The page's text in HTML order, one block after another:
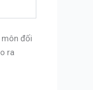
môn đối
ra